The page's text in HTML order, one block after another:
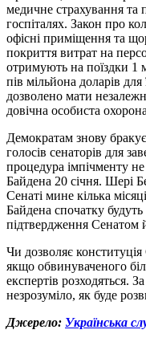
медичне страхування та
госпіталях. Закон про
офісні приміщення та
покриття витрат на
отримують на поїздки 1
пів мільйона доларів
дозволено мати
довічна особиста
Демократам знову
голосів сенаторів для
процедура імпічменту не
Байдена 20 січня. Шері
Сенаті мине кілька
Байдена спочатку
підтвердження Сенатом
Чи дозволяє
якщо обвинуваченого
експертів розходяться.
незрозуміло, як буде
Джерело: Українська